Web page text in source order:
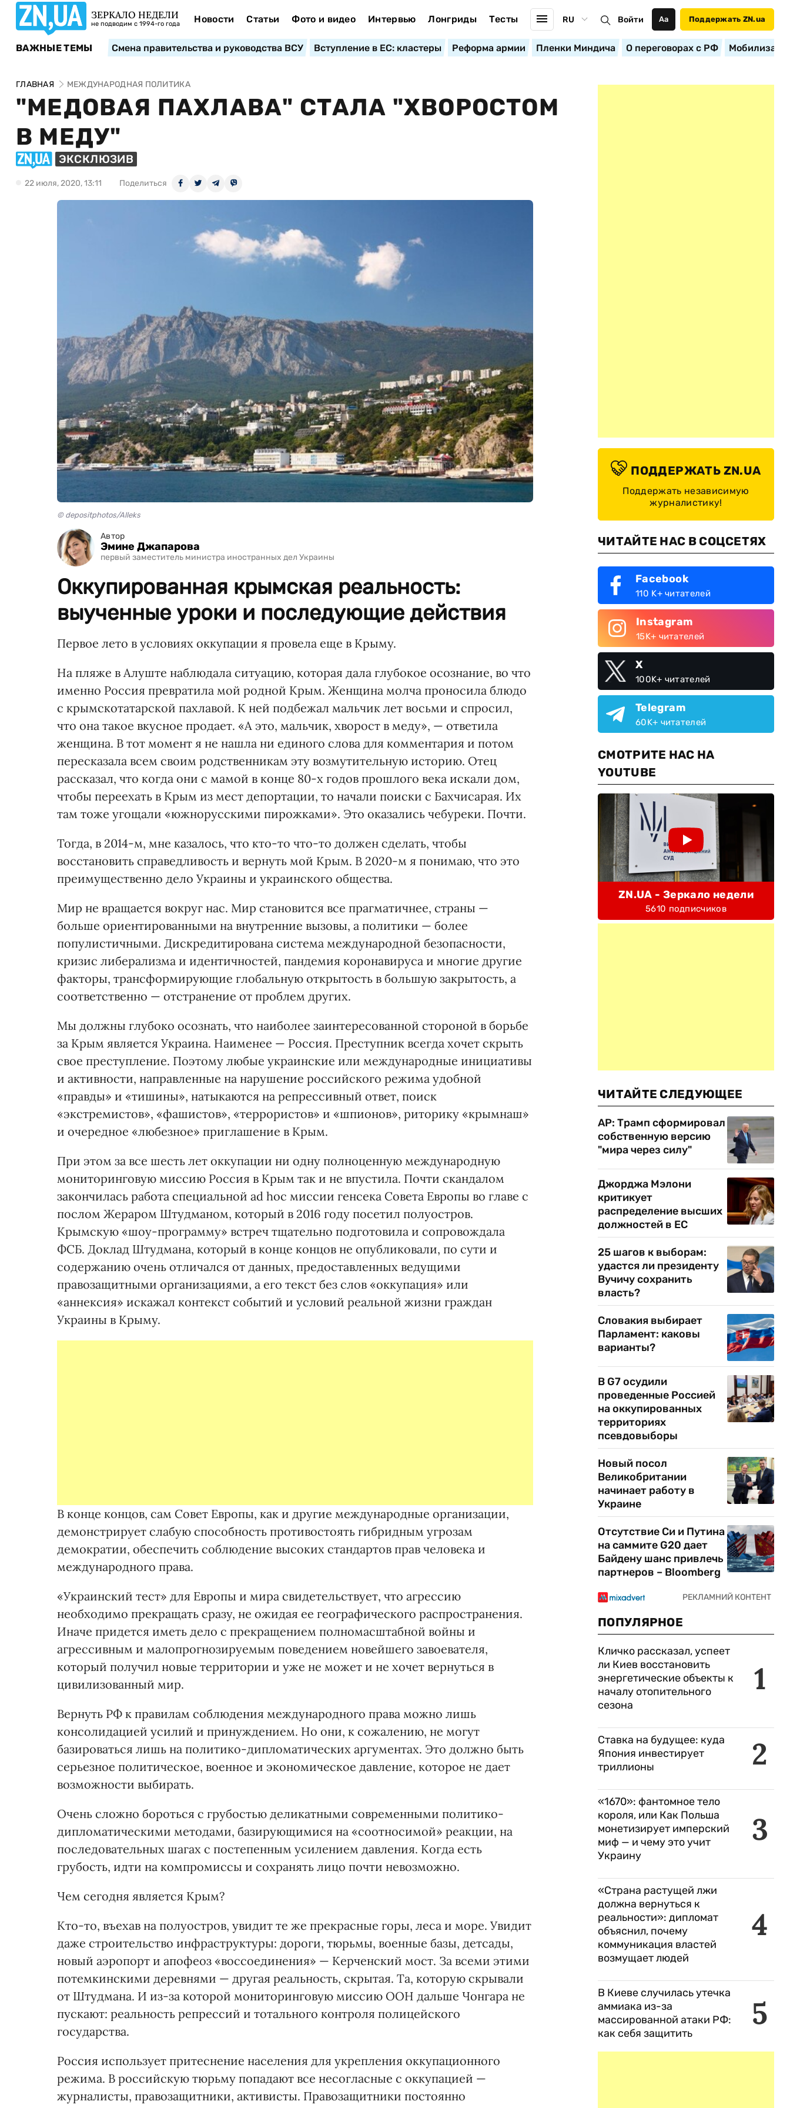
ЗЕРКАЛО НЕДЕЛИ
не подводим с 1994-го года Новости Статьи Фото и видео Интервью Лонгриды Тесты RU Войти Аа Поддержать ZN.ua
ВАЖНЫЕ ТЕМЫ Смена правительства и руководства ВСУ Вступление в ЕС: кластеры Реформа армии Пленки Миндича О переговорах с РФ
ГЛАВНАЯ МЕЖДУНАРОДНАЯ ПОЛИТИКА
"МЕДОВАЯ ПАХЛАВА" СТАЛА "ХВОРОСТОМ
В МЕДУ"
ЭКСКЛЮЗИВ
22 июля, 2020, 13:11 Поделиться
© depositphotos/Alleks
Автор
Эмине Джапарова
первый заместитель министра иностранных дел Украины
Оккупированная крымская реальность:
выученные уроки и последующие действия
Первое лето в условиях оккупации я провела еще в Крыму.
На пляже в Алуште наблюдала ситуацию, которая дала глубокое осознание, во что
именно Россия превратила мой родной Крым. Женщина молча проносила блюдо
с крымскотатарской пахлавой. К ней подбежал мальчик лет восьми и спросил,
что она такое вкусное продает. «А это, мальчик, хворост в меду», — ответила
женщина. В тот момент я не нашла ни единого слова для комментария и потом
пересказала всем своим родственникам эту возмутительную историю. Отец
рассказал, что когда они с мамой в конце 80-х годов прошлого века искали дом,
чтобы переехать в Крым из мест депортации, то начали поиски с Бахчисарая. Их
там тоже угощали «южнорусскими пирожками». Это оказались чебуреки. Почти.
Тогда, в 2014-м, мне казалось, что кто-то что-то должен сделать, чтобы
восстановить справедливость и вернуть мой Крым. В 2020-м я понимаю, что это
преимущественно дело Украины и украинского общества.
Мир не вращается вокруг нас. Мир становится все прагматичнее, страны —
больше ориентированными на внутренние вызовы, а политики — более
популистичными. Дискредитирована система международной безопасности,
кризис либерализма и идентичностей, пандемия коронавируса и многие другие
факторы, трансформирующие глобальную открытость в большую закрытость, а
соответственно — отстранение от проблем других.
Мы должны глубоко осознать, что наиболее заинтересованной стороной в борьбе
за Крым является Украина. Наименее — Россия. Преступник всегда хочет скрыть
свое преступление. Поэтому любые украинские или международные инициативы
и активности, направленные на нарушение российского режима удобной
«правды» и «тишины», натыкаются на репрессивный ответ, поиск
«экстремистов», «фашистов», «террористов» и «шпионов», риторику «крымнаш»
и очередное «любезное» приглашение в Крым.
При этом за все шесть лет оккупации ни одну полноценную международную
мониторинговую миссию Россия в Крым так и не впустила. Почти скандалом
закончилась работа специальной ad hoc миссии генсека Совета Европы во главе с
послом Жераром Штудманом, который в 2016 году посетил полуостров.
Крымскую «шоу-программу» встреч тщательно подготовила и сопровождала
ФСБ. Доклад Штудмана, который в конце концов не опубликовали, по сути и
содержанию очень отличался от данных, предоставленных ведущими
правозащитными организациями, а его текст без слов «оккупация» или
«аннексия» искажал контекст событий и условий реальной жизни граждан
Украины в Крыму.
В конце концов, сам Совет Европы, как и другие международные организации,
демонстрирует слабую способность противостоять гибридным угрозам
демократии, обеспечить соблюдение высоких стандартов прав человека и
международного права.
«Украинский тест» для Европы и мира свидетельствует, что агрессию
необходимо прекращать сразу, не ожидая ее географического распространения.
Иначе придется иметь дело с прекращением полномасштабной войны и
агрессивным и малопрогнозируемым поведением новейшего завоевателя,
который получил новые территории и уже не может и не хочет вернуться в
цивилизованный мир.
Вернуть РФ к правилам соблюдения международного права можно лишь
консолидацией усилий и принуждением. Но они, к сожалению, не могут
базироваться лишь на политико-дипломатических аргументах. Это должно быть
серьезное политическое, военное и экономическое давление, которое не дает
возможности выбирать.
Очень сложно бороться с грубостью деликатными современными политико-
дипломатическими методами, базирующимися на «соотносимой» реакции, на
последовательных шагах с постепенным усилением давления. Когда есть
грубость, идти на компромиссы и сохранять лицо почти невозможно.
Чем сегодня является Крым?
Кто-то, въехав на полуостров, увидит те же прекрасные горы, леса и море. Увидит
даже строительство инфраструктуры: дороги, тюрьмы, военные базы, детсады,
новый аэропорт и апофеоз «воссоединения» — Керченский мост. За всеми этими
потемкинскими деревнями — другая реальность, скрытая. Та, которую скрывали
от Штудмана. И из-за которой мониторинговую миссию ООН дальше Чонгара не
пускают: реальность репрессий и тотального контроля полицейского
государства.
Россия использует притеснение населения для укрепления оккупационного
режима. В российскую тюрьму попадают все несогласные с оккупацией —
журналисты, правозащитники, активисты. Правозащитники постоянно
ПОДДЕРЖАТЬ ZN.UA
Поддержать независимую
журналистику!
ЧИТАЙТЕ НАС В СОЦСЕТЯХ
Facebook
110 K+ читателей
Instagram
15K+ читателей
X
100K+ читателей
Telegram
60K+ читателей
СМОТРИТЕ НАС НА
YOUTUBE
ZN.UA - Зеркало недели
5610 подписчиков
ЧИТАЙТЕ СЛЕДУЮЩЕЕ
AP: Трамп сформировал
собственную версию
"мира через силу"
Джорджа Мэлони
критикует
распределение высших
должностей в ЕС
25 шагов к выборам:
удастся ли президенту
Вучичу сохранить
власть?
Словакия выбирает
Парламент: каковы
варианты?
В G7 осудили
проведенные Россией
на оккупированных
территориях
псевдовыборы
Новый посол
Великобритании
начинает работу в
Украине
Отсутствие Си и Путина
на саммите G20 дает
Байдену шанс привлечь
партнеров – Bloomberg
ПОПУЛЯРНОЕ
1
Кличко рассказал, успеет
ли Киев восстановить
энергетические объекты к
началу отопительного
сезона
2
Ставка на будущее: куда
Япония инвестирует
триллионы
3
«1670»: фантомное тело
короля, или Как Польша
монетизирует имперский
миф — и чему это учит
Украину
4
«Страна растущей лжи
должна вернуться к
реальности»: дипломат
объяснил, почему
коммуникация властей
возмущает людей
5
В Киеве случилась утечка
аммиака из-за
массированной атаки РФ:
как себя защитить